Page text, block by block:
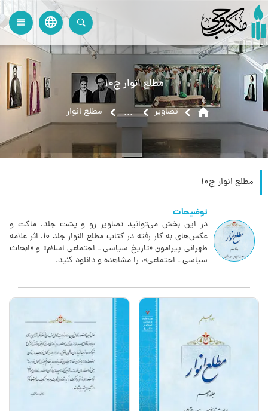
language
view_headline
مطلع انوار ج10
home تصاویر ... مطلع انوار
مطلع انوار ج10
توضیحات
در این بخش می‌توانید تصاویر رو و پشت جلد، ماکت و
عکس‌های به کار رفته در کتاب مطلع النوار جلد 10‏، اثر علامه
طهرانی پیرامون «تاریخ سیاسی ـ اجتماعی اسلام» و «ابحاث
سیاسی ـ اجتماعی»، را مشاهده و دانلود کنید.